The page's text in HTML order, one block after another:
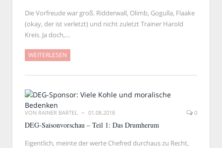
Die Vorfreude war groß. Ridderwall, Olimb, Gogulla, Flaake
(okay, der ist verletzt) und nicht zuletzt Trainer Harold
Kreis. Ja doch,…
WEITERLESEN
VON RAINER BARTEL 01.08.2018 0
DEG-Saisonvorschau – Teil 1: Das Drumherum
Eigentlich, meinte der werte Chefred durchaus zu Recht,